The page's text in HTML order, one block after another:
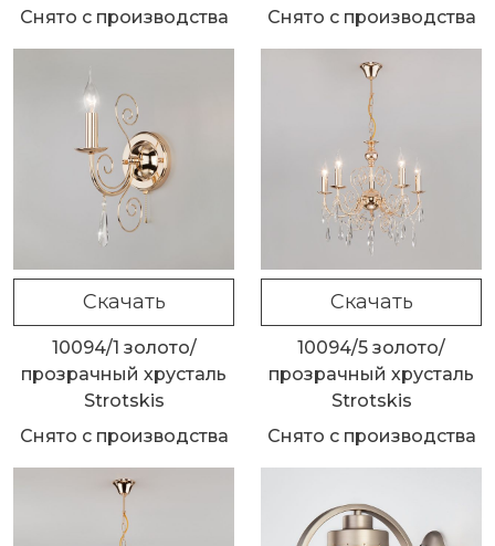
Снято с производства
Снято с производства
Скачать
10094/1 золото/
прозрачный хрусталь
Strotskis
Снято с производства
Скачать
10094/5 золото/
прозрачный хрусталь
Strotskis
Снято с производства